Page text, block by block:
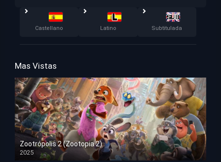
Castellano Latino Subtitulada
Mas Vistas
Zootrópolis 2 (Zootopia 2)
2025
HD 1080p